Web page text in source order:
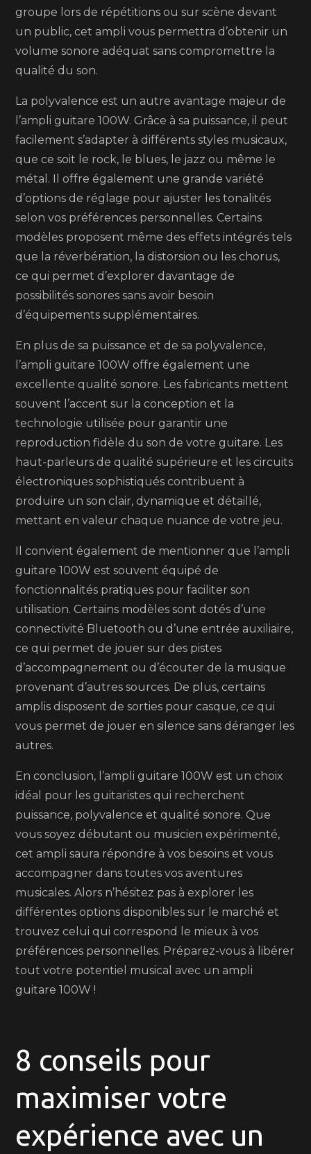
groupe lors de répétitions ou sur scène devant
un public, cet ampli vous permettra d’obtenir un
volume sonore adéquat sans compromettre la
qualité du son.
La polyvalence est un autre avantage majeur de
l’ampli guitare 100W. Grâce à sa puissance, il peut
facilement s’adapter à différents styles musicaux,
que ce soit le rock, le blues, le jazz ou même le
métal. Il offre également une grande variété
d’options de réglage pour ajuster les tonalités
selon vos préférences personnelles. Certains
modèles proposent même des effets intégrés tels
que la réverbération, la distorsion ou les chorus,
ce qui permet d’explorer davantage de
possibilités sonores sans avoir besoin
d’équipements supplémentaires.
En plus de sa puissance et de sa polyvalence,
l’ampli guitare 100W offre également une
excellente qualité sonore. Les fabricants mettent
souvent l’accent sur la conception et la
technologie utilisée pour garantir une
reproduction fidèle du son de votre guitare. Les
haut-parleurs de qualité supérieure et les circuits
électroniques sophistiqués contribuent à
produire un son clair, dynamique et détaillé,
mettant en valeur chaque nuance de votre jeu.
Il convient également de mentionner que l’ampli
guitare 100W est souvent équipé de
fonctionnalités pratiques pour faciliter son
utilisation. Certains modèles sont dotés d’une
connectivité Bluetooth ou d’une entrée auxiliaire,
ce qui permet de jouer sur des pistes
d’accompagnement ou d’écouter de la musique
provenant d’autres sources. De plus, certains
amplis disposent de sorties pour casque, ce qui
vous permet de jouer en silence sans déranger les
autres.
En conclusion, l’ampli guitare 100W est un choix
idéal pour les guitaristes qui recherchent
puissance, polyvalence et qualité sonore. Que
vous soyez débutant ou musicien expérimenté,
cet ampli saura répondre à vos besoins et vous
accompagner dans toutes vos aventures
musicales. Alors n’hésitez pas à explorer les
différentes options disponibles sur le marché et
trouvez celui qui correspond le mieux à vos
préférences personnelles. Préparez-vous à libérer
tout votre potentiel musical avec un ampli
guitare 100W !
8 conseils pour
maximiser votre
expérience avec un